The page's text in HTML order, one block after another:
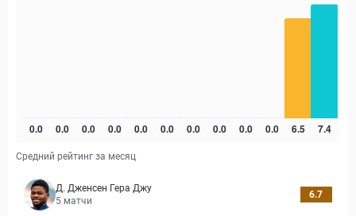
Средний рейтинг за месяц
Д. Дженсен Гера Джу
5 матчи
6.7